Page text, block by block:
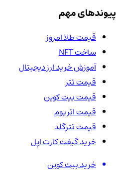
پیوندهای مهم
قیمت طلا امروز
ساخت NFT
آموزش خرید ارز دیجیتال
قیمت تتر
قیمت بیت کوین
قیمت اتریوم
قیمت تترگلد
خرید گیفت کارت اپل
خرید بیت کوین